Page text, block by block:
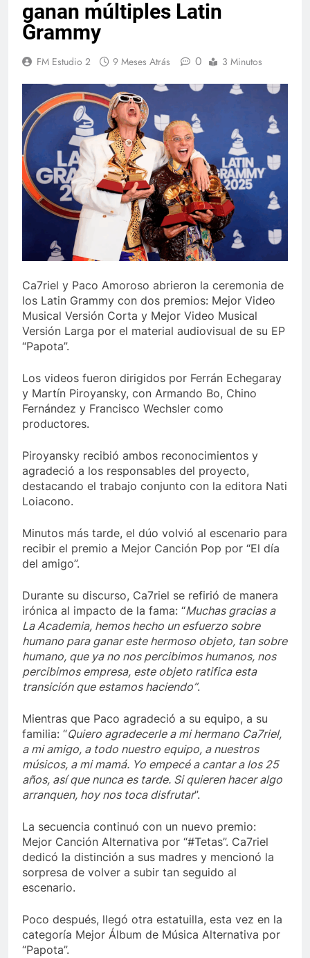
ganan múltiples Latin
Grammy
FM Estudio 2 9 Meses Atrás 0 3 Minutos
Ca7riel y Paco Amoroso abrieron la ceremonia de
los Latin Grammy con dos premios: Mejor Video
Musical Versión Corta y Mejor Video Musical
Versión Larga por el material audiovisual de su EP
“Papota”.
Los videos fueron dirigidos por Ferrán Echegaray
y Martín Piroyansky, con Armando Bo, Chino
Fernández y Francisco Wechsler como
productores.
Piroyansky recibió ambos reconocimientos y
agradeció a los responsables del proyecto,
destacando el trabajo conjunto con la editora Nati
Loiacono.
Minutos más tarde, el dúo volvió al escenario para
recibir el premio a Mejor Canción Pop por “El día
del amigo”.
Durante su discurso, Ca7riel se refirió de manera
irónica al impacto de la fama: “Muchas gracias a
La Academia, hemos hecho un esfuerzo sobre
humano para ganar este hermoso objeto, tan sobre
humano, que ya no nos percibimos humanos, nos
percibimos empresa, este objeto ratifica esta
transición que estamos haciendo”.
Mientras que Paco agradeció a su equipo, a su
familia: “Quiero agradecerle a mi hermano Ca7riel,
a mi amigo, a todo nuestro equipo, a nuestros
músicos, a mi mamá. Yo empecé a cantar a los 25
años, así que nunca es tarde. Si quieren hacer algo
arranquen, hoy nos toca disfrutar”.
La secuencia continuó con un nuevo premio:
Mejor Canción Alternativa por “#Tetas”. Ca7riel
dedicó la distinción a sus madres y mencionó la
sorpresa de volver a subir tan seguido al
escenario.
Poco después, llegó otra estatuilla, esta vez en la
categoría Mejor Álbum de Música Alternativa por
“Papota”.